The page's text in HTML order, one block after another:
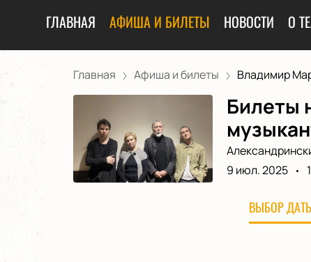
ГЛАВНАЯ АФИША И БИЛЕТЫ НОВОСТИ О
Главная Афиша и билеты Владимир
Билеты
9 июл. 2025
ВЫБОР